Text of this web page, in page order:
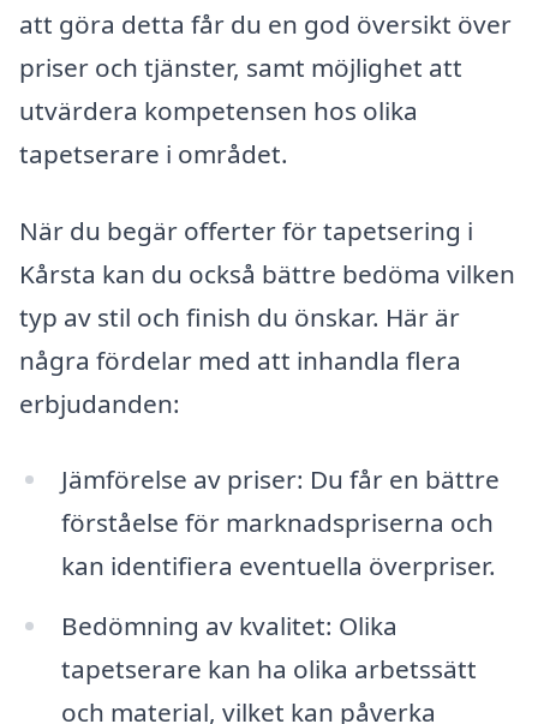
att göra detta får du en god översikt över
priser och tjänster, samt möjlighet att
utvärdera kompetensen hos olika
tapetserare i området.
När du begär offerter för tapetsering i
Kårsta kan du också bättre bedöma vilken
typ av stil och finish du önskar. Här är
några fördelar med att inhandla flera
erbjudanden:
Jämförelse av priser: Du får en bättre
förståelse för marknadspriserna och
kan identifiera eventuella överpriser.
Bedömning av kvalitet: Olika
tapetserare kan ha olika arbetssätt
och material, vilket kan påverka